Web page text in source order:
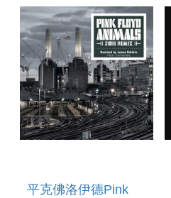
(7``)LP) THE DARK
SIDE OF THE
MOON - 50TH
ANNIVERSARY
BOX SET (2 CD+
平克佛洛伊德Pink